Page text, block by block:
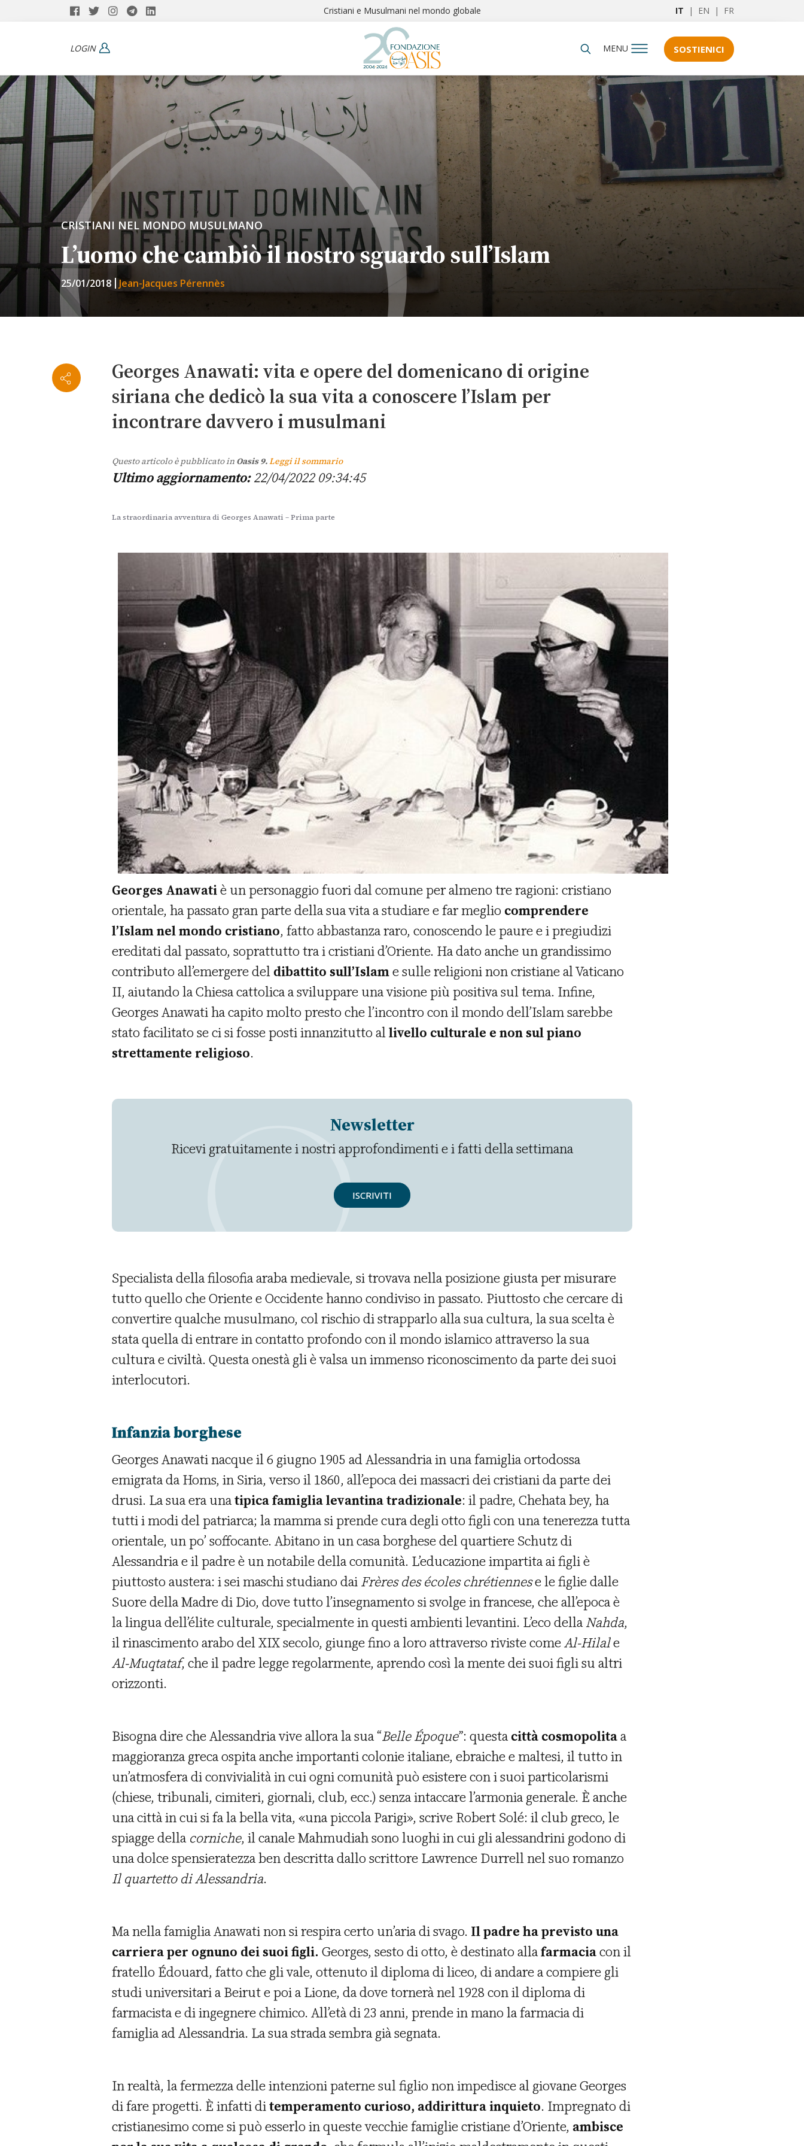
Cristiani e Musulmani nel mondo globale IT | EN | FR
LOGIN MENU SOSTIENICI
CRISTIANI NEL MONDO MUSULMANO
L’uomo che cambiò il nostro sguardo sull’Islam
25/01/2018 Jean-Jacques Pérennès
Georges Anawati: vita e opere del domenicano di origine
siriana che dedicò la sua vita a conoscere l’Islam per
incontrare davvero i musulmani
Questo articolo è pubblicato in Oasis 9.Leggi il sommario
Ultimo aggiornamento:22/04/2022 09:34:45
La straordinaria avventura di Georges Anawati – Prima parte
Georges Anawatiè un personaggio fuori dal comune per almeno tre ragioni: cristiano
orientale, ha passato gran parte della sua vita a studiare e far megliocomprendere
l’Islam nel mondo cristiano, fatto abbastanza raro, conoscendo le paure e i pregiudizi
ereditati dal passato, soprattutto tra i cristiani d’Oriente. Ha dato anche un grandissimo
contributo all’emergere deldibattito sull’Islame sulle religioni non cristiane al Vaticano
II, aiutando la Chiesa cattolica a sviluppare una visione più positiva sul tema. Infine,
Georges Anawati ha capito molto presto che l’incontro con il mondo dell’Islam sarebbe
stato facilitato se ci si fosse posti innanzitutto allivello culturale e non sul piano
strettamente religioso.
Newsletter
Ricevi gratuitamente i nostri approfondimenti e i fatti della settimana
ISCRIVITI
Specialista della filosofia araba medievale, si trovava nella posizione giusta per misurare
tutto quello che Oriente e Occidente hanno condiviso in passato. Piuttosto che cercare di
convertire qualche musulmano, col rischio di strapparlo alla sua cultura, la sua scelta è
stata quella di entrare in contatto profondo con il mondo islamico attraverso la sua
cultura e civiltà. Questa onestà gli è valsa un immenso riconoscimento da parte dei suoi
interlocutori.
Infanzia borghese
Georges Anawati nacque il 6 giugno 1905 ad Alessandria in una famiglia ortodossa
emigrata da Homs, in Siria, verso il 1860, all’epoca dei massacri dei cristiani da parte dei
drusi. La sua era unatipica famiglia levantina tradizionale: il padre, Chehata bey, ha
tutti i modi del patriarca; la mamma si prende cura degli otto figli con una tenerezza tutta
orientale, un po’ soffocante. Abitano in un casa borghese del quartiere Schutz di
Alessandria e il padre è un notabile della comunità. L’educazione impartita ai figli è
piuttosto austera: i sei maschi studiano dai Frères des écoles chrétiennese le figlie dalle
Suore della Madre di Dio, dove tutto l’insegnamento si svolge in francese, che all’epoca è
la lingua dell’élite culturale, specialmente in questi ambienti levantini. L’eco dellaNahda,
il rinascimento arabo del XIX secolo, giunge fino a loro attraverso riviste comeAl-Hilale
Al-Muqtataf, che il padre legge regolarmente, aprendo così la mente dei suoi figli su altri
orizzonti.
Bisogna dire che Alessandria vive allora la sua “Belle Époque”: questacittà cosmopolitaa
maggioranza greca ospita anche importanti colonie italiane, ebraiche e maltesi, il tutto in
un’atmosfera di convivialità in cui ogni comunità può esistere con i suoi particolarismi
(chiese, tribunali, cimiteri, giornali, club, ecc.) senza intaccare l’armonia generale. È anche
una città in cui si fa la bella vita, «una piccola Parigi», scrive Robert Solé: il club greco, le
spiagge della corniche, il canale Mahmudiah sono luoghi in cui gli alessandrini godono di
una dolce spensieratezza ben descritta dallo scrittore Lawrence Durrell nel suo romanzo
Il quartetto di Alessandria.
Ma nella famiglia Anawati non si respira certo un’aria di svago. Il padre ha previsto una
carriera per ognuno dei suoi figli. Georges, sesto di otto, è destinato allafarmaciacon il
fratello Édouard, fatto che gli vale, ottenuto il diploma di liceo, di andare a compiere gli
studi universitari a Beirut e poi a Lione, da dove tornerà nel 1928 con il diploma di
farmacista e di ingegnere chimico. All’età di 23 anni, prende in mano la farmacia di
famiglia ad Alessandria. La sua strada sembra già segnata.
In realtà, la fermezza delle intenzioni paterne sul figlio non impedisce al giovane Georges
di fare progetti. È infatti ditemperamento curioso, addirittura inquieto. Impregnato di
cristianesimo come si può esserlo in queste vecchie famiglie cristiane d’Oriente, ambisce